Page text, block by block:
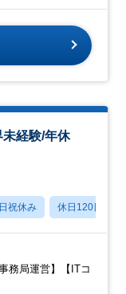
未経験/年休
祝休み 休日120日以上
務局運営】【ITコ